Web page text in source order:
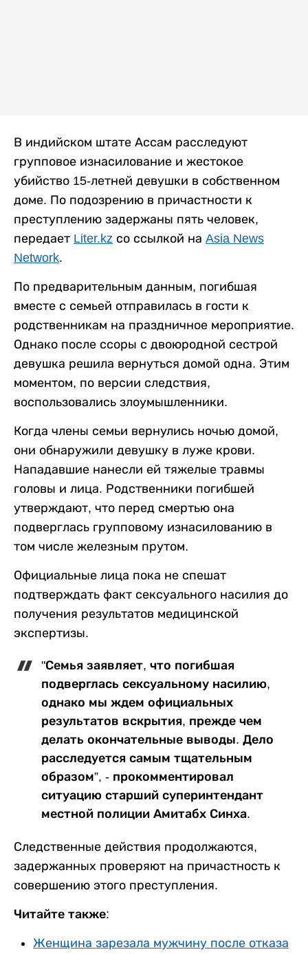
В индийском штате Ассам расследуют
групповое изнасилование и жестокое
убийство 15-летней девушки в собственном
доме. По подозрению в причастности к
преступлению задержаны пять человек,
передает Liter.kz со ссылкой на Asia News
Network.
По предварительным данным, погибшая
вместе с семьей отправилась в гости к
родственникам на праздничное мероприятие.
Однако после ссоры с двоюродной сестрой
девушка решила вернуться домой одна. Этим
моментом, по версии следствия,
воспользовались злоумышленники.
Когда члены семьи вернулись ночью домой,
они обнаружили девушку в луже крови.
Нападавшие нанесли ей тяжелые травмы
головы и лица. Родственники погибшей
утверждают, что перед смертью она
подверглась групповому изнасилованию в
том числе железным прутом.
Официальные лица пока не спешат
подтверждать факт сексуального насилия до
получения результатов медицинской
экспертизы.
"Семья заявляет, что погибшая
подверглась сексуальному насилию,
однако мы ждем официальных
результатов вскрытия, прежде чем
делать окончательные выводы. Дело
расследуется самым тщательным
образом”, - прокомментировал
ситуацию старший суперинтендант
местной полиции Амитабх Синха.
Следственные действия продолжаются,
задержанных проверяют на причастность к
совершению этого преступления.
Читайте также:
Женщина зарезала мужчину после отказа